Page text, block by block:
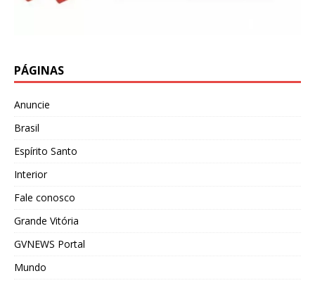
PÁGINAS
Anuncie
Brasil
Espírito Santo
Interior
Fale conosco
Grande Vitória
GVNEWS Portal
Mundo